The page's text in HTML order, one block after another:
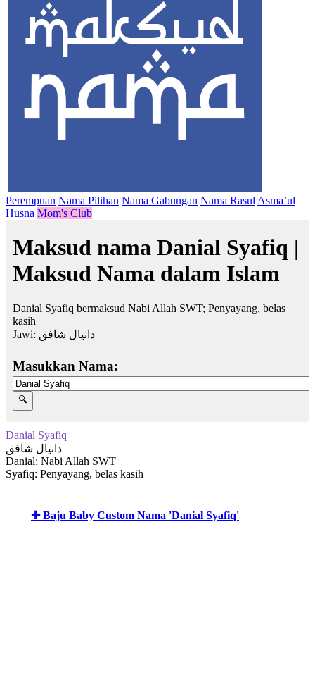
Perempuan Nama Pilihan Nama Gabungan Nama Rasul Asma’ul
Husna Mom's Club
Maksud nama Danial Syafiq |
Maksud Nama dalam Islam
Danial Syafiq bermaksud Nabi Allah SWT; Penyayang, belas
kasih
Jawi: دانيال شافق
Masukkan Nama:
Danial Syafiq
دانيال شافق
Danial: Nabi Allah SWT
Syafiq: Penyayang, belas kasih
✚ Baju Baby Custom Nama 'Danial Syafiq'